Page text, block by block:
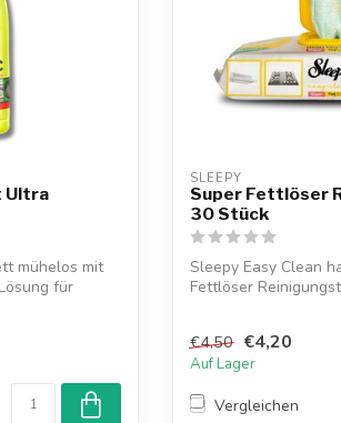
Ultra
mühelos mit
für
SLEEPY
Super Fettlöser
30 Stück
Sleepy Easy Clean
Fettlöser
€4,50 €4,20
Auf Lager
Vergleichen